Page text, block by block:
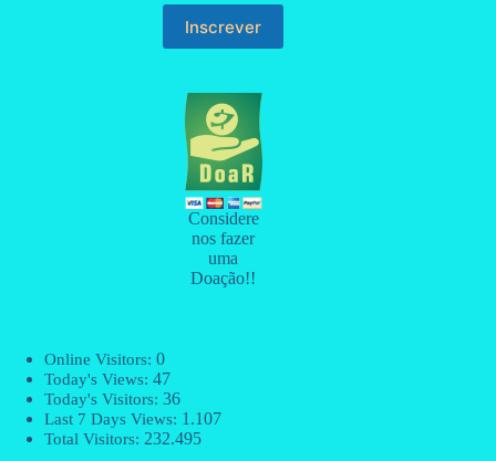
Considere
nos fazer
uma
Doação!!
Online Visitors: 0
Today's Views: 47
Today's Visitors: 36
Last 7 Days Views: 1.107
Total Visitors: 232.495